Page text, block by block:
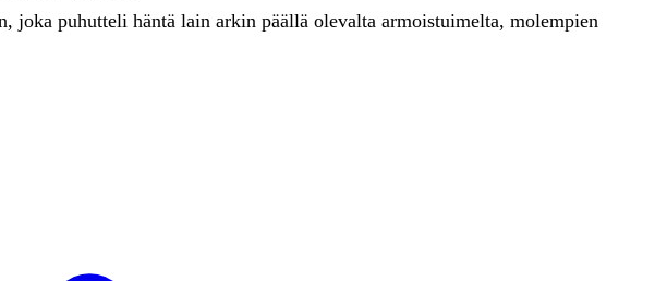
, joka puhutteli häntä lain arkin päällä olevalta armoistuimelta, molempien